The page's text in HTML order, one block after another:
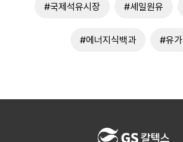
#국제석유시장 #셰일원유
#에너지식백과 #유가